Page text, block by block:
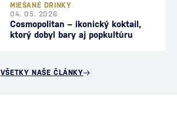
MIEŠANÉ DRINKY
04. 05. 2026
Cosmopolitan – ikonický koktail,
ktorý dobyl bary aj popkultúru
VŠETKY NAŠE ČLÁNKY